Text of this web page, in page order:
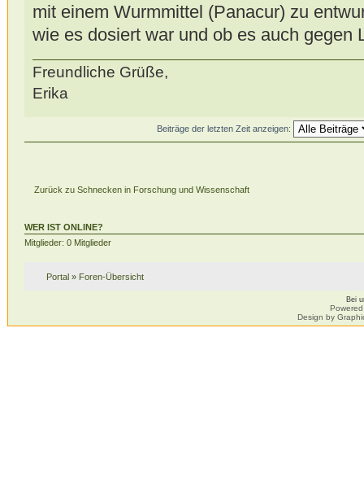
mit einem Wurmmittel (Panacur) zu
wie es dosiert war und ob es auch gegen
Freundliche Grüße,
Erika
Beiträge der letzten Zeit anzeigen:
Zurück zu Schnecken in Forschung und Wissenschaft
WER IST ONLINE?
Mitglieder: 0 Mitglieder
Portal» Foren-Übersicht
Bei
Design by